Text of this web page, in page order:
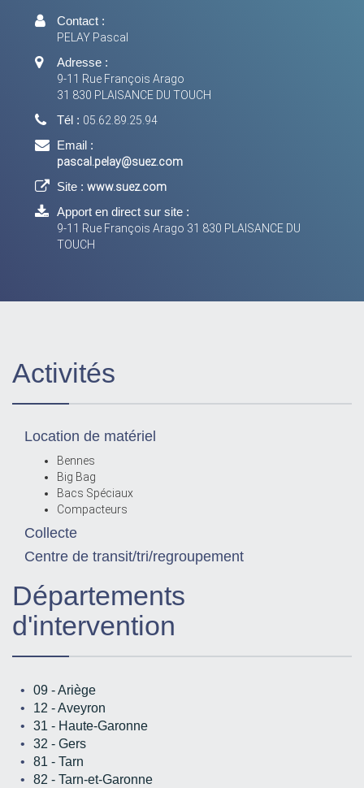
Contact :
PELAY Pascal
Adresse :
9-11 Rue François Arago
31 830 PLAISANCE DU TOUCH
Tél : 05.62.89.25.94
Email :
pascal.pelay@suez.com
Site : www.suez.com
Apport en direct sur site :
9-11 Rue François Arago 31 830 PLAISANCE DU
TOUCH
Activités
Location de matériel
Bennes
Big Bag
Bacs Spéciaux
Compacteurs
Collecte
Centre de transit/tri/regroupement
Départements
d'intervention
09 - Ariège
12 - Aveyron
31 - Haute-Garonne
32 - Gers
81 - Tarn
82 - Tarn-et-Garonne